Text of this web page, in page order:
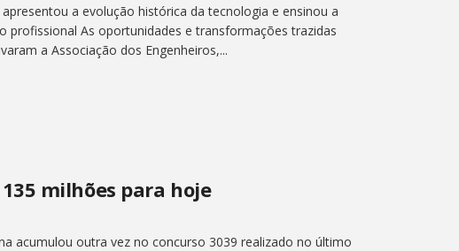
a evolução histórica da tecnologia e ensinou a
As oportunidades e transformações trazidas
a Associação dos Engenheiros,...
milhões para hoje
acumulou outra vez no concurso 3039 realizado no último